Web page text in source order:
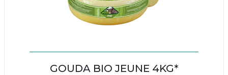
GOUDA BIO JEUNE 4KG*